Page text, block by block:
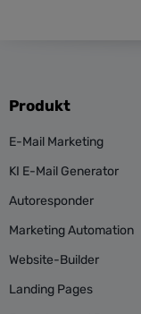
Produkt
E-Mail Marketing
KI E-Mail Generator
Autoresponder
Marketing Automation
Website-Builder
Landing Pages